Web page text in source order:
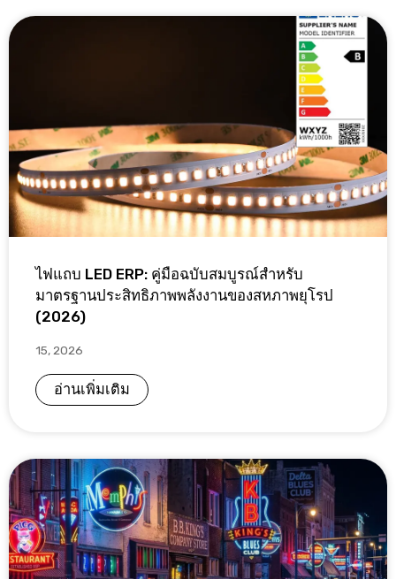
ไฟแถบ LED ERP: คู่มือฉบับสมบูรณ์สำหรับ
มาตรฐานประสิทธิภาพพลังงานของสหภาพยุโรป
(2026)
15, 2026
อ่านเพิ่มเติม